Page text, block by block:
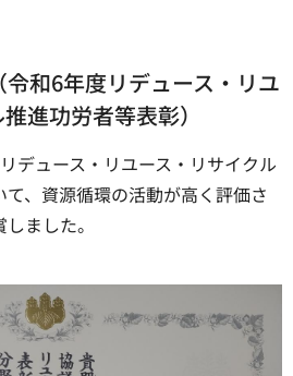
和6年度リデュース・リユ
進功労者等表彰）
デュース・リユース・リサイクル
、資源循環の活動が高く評価さ
ました。